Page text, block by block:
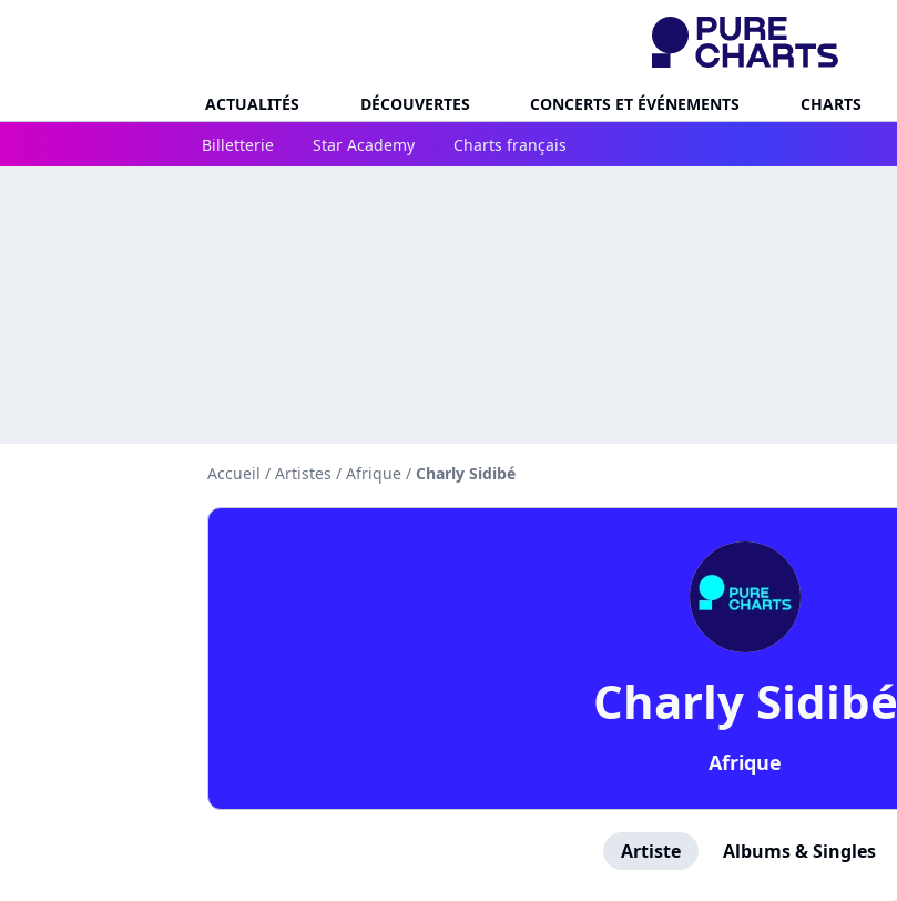
ACTUALITÉS DÉCOUVERTES CONCERTS ET ÉVÉNEMENTS CHARTS
Billetterie
Star Academy Charts français
Accueil / Artistes / Afrique / Charly Sidibé
Charly Sidibé
Afrique
Artiste Albums & Singles